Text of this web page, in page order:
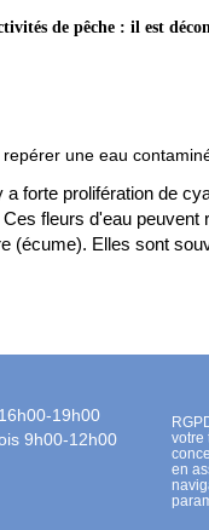
de pêche : il est
une eau
a forte prolifération de
fleurs d'eau peuvent
(écume). Elles sont
19h00
9h00-12h00
votre
en